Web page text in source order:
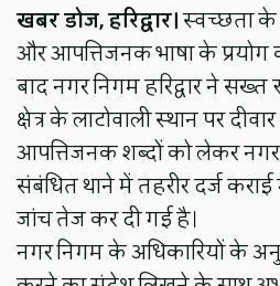
खबर डोज, हरिद्वार।स्वच्छता
और आपत्तिजनक भाषा के
बाद नगर निगम हरिद्वार ने
क्षेत्र के लाटोवाली स्थान पर
आपत्तिजनक शब्दों को लेकर
संबंधित थाने में तहरीर दर्ज
जांच तेज कर दी गई है।
नगर निगम के अधिकारियों के